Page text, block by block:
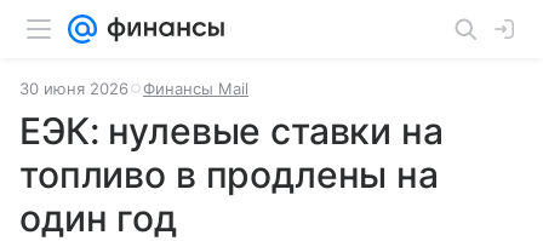
30 июня 2026 Финансы Mail
ЕЭК: нулевые ставки на
топливо в продлены на
один год